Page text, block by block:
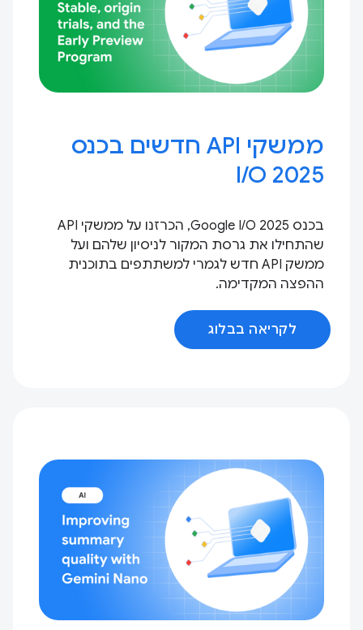
ממשקי API חדשים בכנס
I / O 2025
בכנס Google I / O 2025, הכרזנו על ממשקי API
שהתחילו את גרסת המקור לניסיון שלהם ועל
ממשק API חדש לגמרי למשתתפים בתוכנית
ההפצה המקדימה.
לקריאה בבלוג